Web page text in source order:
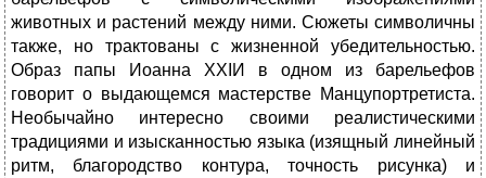
животных и растений между ними. Сюжеты символичны
также, но трактованы с жизненной убедительностью.
Образ папы Иоанна XXIИ в одном из барельефов
говорит о выдающемся мастерстве Манцупортретиста.
Необычайно интересно своими реалистическими
традициями и изысканностью языка (изящный линейный
ритм, благородство контура, точность рисунка) и